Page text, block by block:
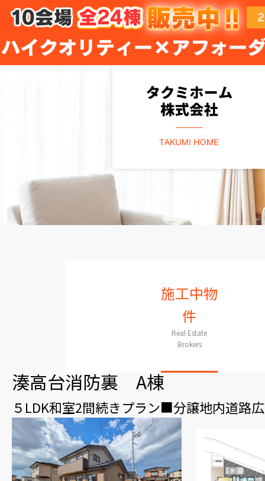
施工中物
件
Real Estate
Brokers
湊高台消防裏 A棟
５LDK和室2間続きプラン■分譲地内道路